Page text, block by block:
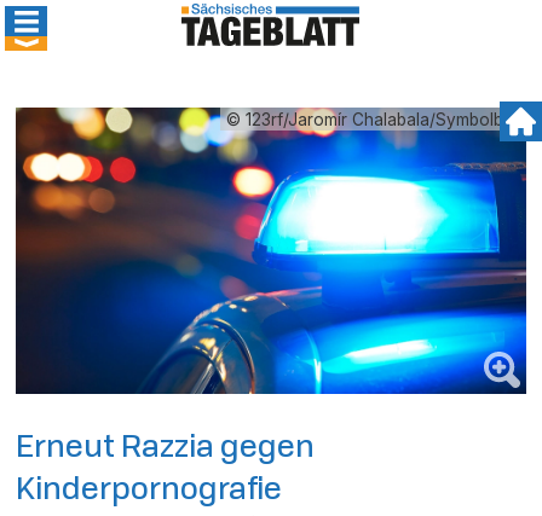
© 123rf/Jaromír Chalabala/Symbolbild
Erneut Razzia gegen
Kinderpornografie